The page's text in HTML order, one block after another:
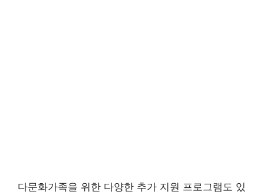
다문화가족을 위한 다양한 추가 지원 프로그램도 있